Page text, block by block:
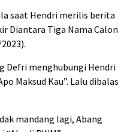
saat Hendri merilis berita
Diantara Tiga Nama Calon
Defri menghubungi Hendri
Maksud Kau”. Lalu dibalas
mandang lagi, Abang